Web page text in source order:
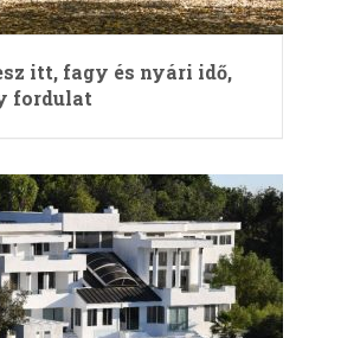
itt, fagy és nyári idő,
fordulat